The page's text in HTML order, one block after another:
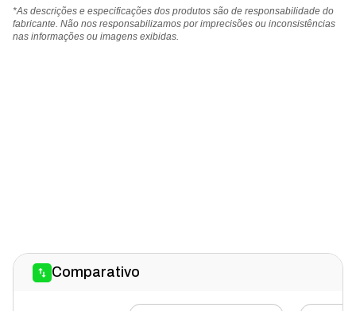
*As descrições e especificações dos produtos são de responsabilidade do
fabricante. Não nos responsabilizamos por imprecisões ou inconsistências
nas informações ou imagens exibidas.
Comparativo